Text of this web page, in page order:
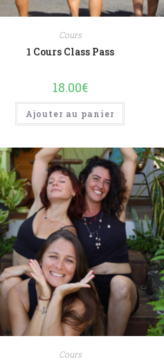
Cours
1 Cours Class Pass
18.00€
Ajouter au panier
Cours